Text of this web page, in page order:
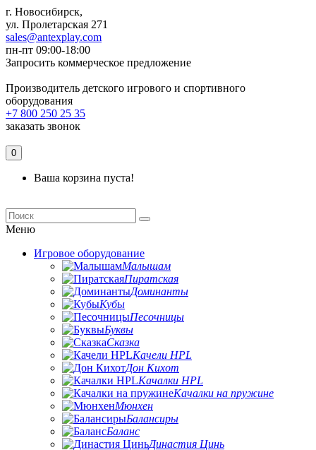
г. Новосибирск,
ул. Пролетарская 271
sales@antexplay.com
пн-пт 09:00-18:00
Запросить коммерческое предложение
Производитель детского игрового и спортивного
оборудования
+7 800 250 25 35
заказать звонок
0
Ваша корзина пуста!
Меню
Игровое оборудование
Малышам
Пиратская
Доминанты
Кубы
Песочницы
Буквы
Сказка
Качели HPL
Дон Кихот
Качалки HPL
Качалки на пружине
Мюнхен
Балансиры
Баланс
Династия Цинь